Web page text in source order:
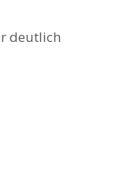
deutlich